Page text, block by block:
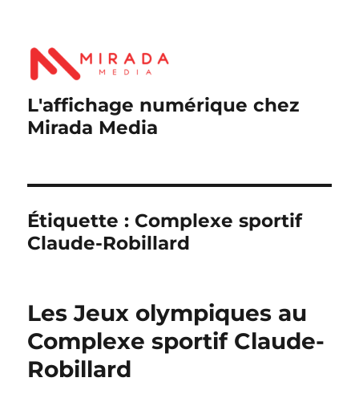
L'affichage numérique chez
Mirada Media
Étiquette : Complexe sportif
Claude-Robillard
Les Jeux olympiques au
Complexe sportif Claude-
Robillard